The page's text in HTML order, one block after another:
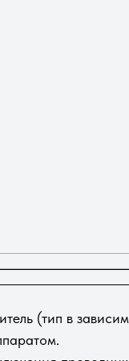
(тип в